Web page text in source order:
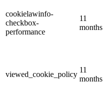
cookielawinfo-
checkbox-
performance
11
months
viewed_cookie_policy
11
months